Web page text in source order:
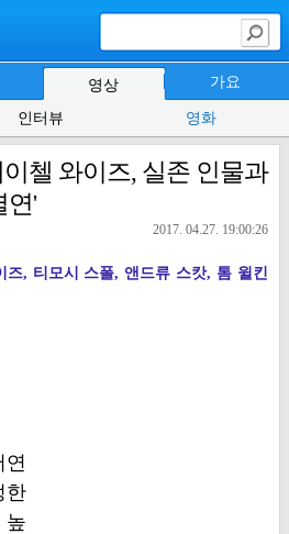
영상 가요
인터뷰 영화
첼 와이즈, 실존 인물과
연'
2017. 04.27. 19:00:26
즈, 티모시 스폴, 앤드류 스캇, 톰 윌킨
한
높